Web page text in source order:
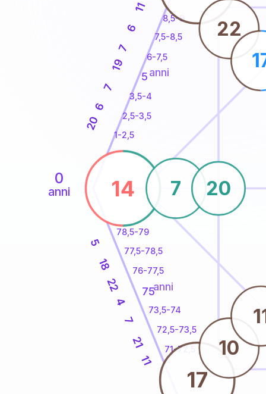
0
anni
1-2,5
2,5-3,5
3,5-4
6-7,5
7,5-8,5
8,5-9
71-72,5
72,5-73,5
73,5-74
76-77,5
77,5-78,5
78,5-79
20
6
7
19
7
6
11
11
21
7
4
22
18
5
14
17
7 20
22
10
5anni
75anni